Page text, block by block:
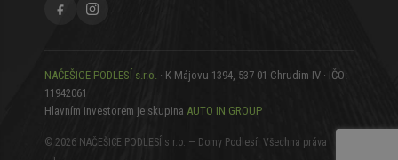
NAČEŠICE PODLESÍ s.r.o. · K Májovu 1394, 537 01 Chrudim IV · IČO:
11942061
Hlavním investorem je skupina AUTO IN GROUP
© 2026 NAČEŠICE PODLESÍ s.r.o. — Domy Podlesí. Všechna práva